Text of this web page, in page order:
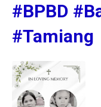
#BPBD
#Tamiang